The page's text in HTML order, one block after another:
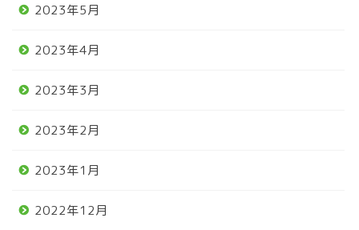
2023年5月
2023年4月
2023年3月
2023年2月
2023年1月
2022年12月